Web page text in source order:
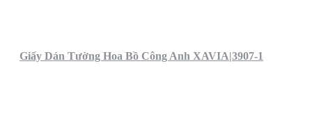
Giấy Dán Tường Hoa Bồ Công Anh XAVIA|3907-1